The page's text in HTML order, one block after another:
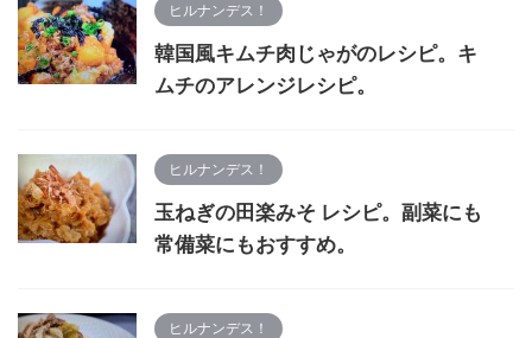
ヒルナンデス！
韓国風キムチ肉じゃがのレシピ。キ
ムチのアレンジレシピ。
ヒルナンデス！
玉ねぎの田楽みそ レシピ。副菜にも
常備菜にもおすすめ。
ヒルナンデス！